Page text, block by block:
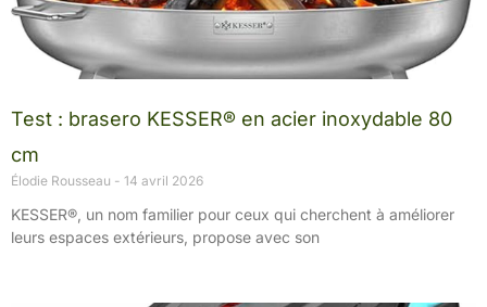
Test : brasero KESSER® en acier inoxydable 80
cm
Élodie Rousseau 14 avril 2026
KESSER®, un nom familier pour ceux qui cherchent à améliorer
leurs espaces extérieurs, propose avec son